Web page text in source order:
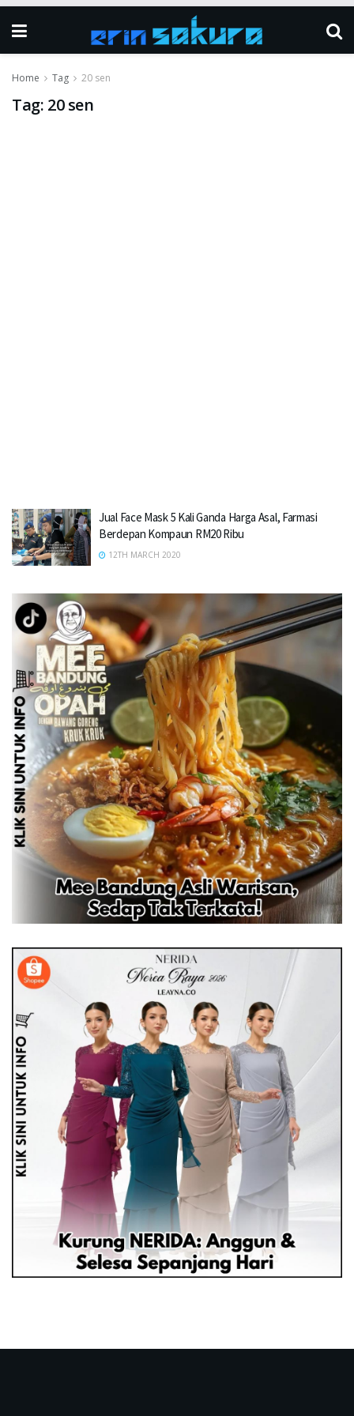
Home Tag 20 sen
Tag: 20 sen
Jual Face Mask 5 Kali Ganda Harga Asal, Farmasi
Berdepan Kompaun RM20 Ribu
12TH MARCH 2020